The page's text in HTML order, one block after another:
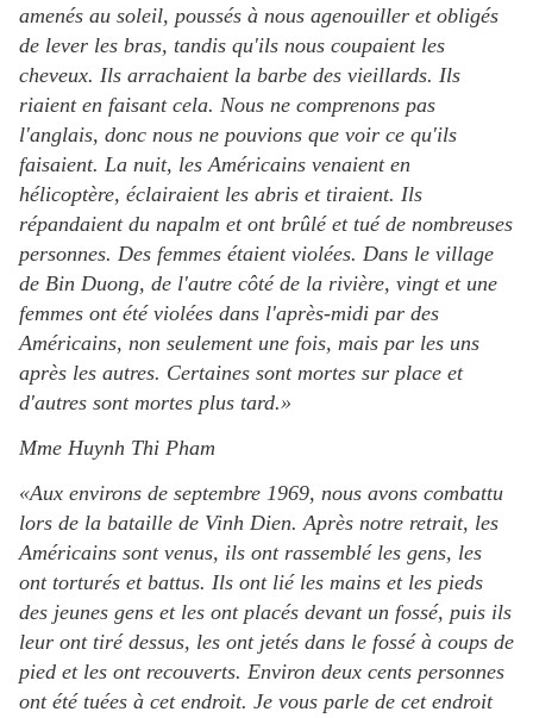
amenés au soleil, poussés à nous agenouiller et obligés
de lever les bras, tandis qu'ils nous coupaient les
cheveux. Ils arrachaient la barbe des vieillards. Ils
riaient en faisant cela. Nous ne comprenons pas
l'anglais, donc nous ne pouvions que voir ce qu'ils
faisaient. La nuit, les Américains venaient en
hélicoptère, éclairaient les abris et tiraient. Ils
répandaient du napalm et ont brûlé et tué de nombreuses
personnes. Des femmes étaient violées. Dans le village
de Bin Duong, de l'autre côté de la rivière, vingt et une
femmes ont été violées dans l'après-midi par des
Américains, non seulement une fois, mais par les uns
après les autres. Certaines sont mortes sur place et
d'autres sont mortes plus tard.»
Mme Huynh Thi Pham
«Aux environs de septembre 1969, nous avons combattu
lors de la bataille de Vinh Dien. Après notre retrait, les
Américains sont venus, ils ont rassemblé les gens, les
ont torturés et battus. Ils ont lié les mains et les pieds
des jeunes gens et les ont placés devant un fossé, puis ils
leur ont tiré dessus, les ont jetés dans le fossé à coups de
pied et les ont recouverts. Environ deux cents personnes
ont été tuées à cet endroit. Je vous parle de cet endroit